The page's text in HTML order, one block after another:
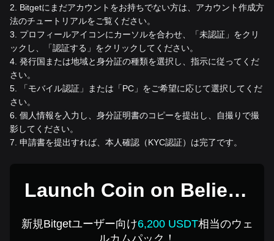
2
Bitgetにまだアカウントをお持ちでない方は、アカウント作成方
法のチュートリアルをご覧ください。
3
プロフィールアイコンにカーソルを合わせ、「未認証」をクリ
ックし、「認証する」をクリックしてください。
4 発行国または地域と身分証の種類を選択し、指示に従ってくだ
さい。
5
「モバイル認証」または「PC」をご希望に応じて選択してくだ
さい。
6 個人情報を入力し、身分証明書のコピーを提出し、自撮りで撮
影してください。
7 申請書を提出すれば、本人確認（KYC認証）は完了です。
Launch Coin on Believe
を1 USDで購入
新規Bitgetユーザー向け6,200 USDT相当のウェ